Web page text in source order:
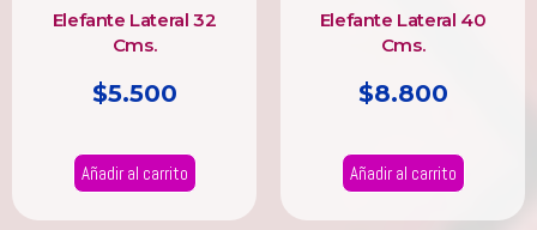
Elefante Lateral 32
Cms.
$5.500
Añadir al carrito
Elefante Lateral 40
Cms.
$8.800
Añadir al carrito